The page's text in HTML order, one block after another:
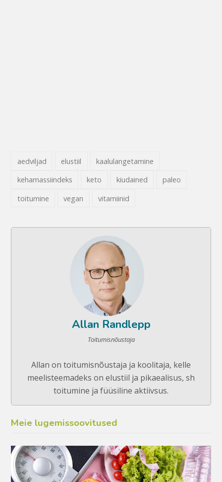
aedviljad elustiil
kaalulangetamine
kehamassiindeks
keto kiudained
paleo
toitumine
vegan vitamiinid
Allan Randlepp
Toitumisnõustaja
Allan on toitumisnõustaja ja koolitaja, kelle
meelisteemadeks on elustiil ja pikaealisus, sh
toitumine ja füüsiline aktiivsus.
Meie lugemissoovitused